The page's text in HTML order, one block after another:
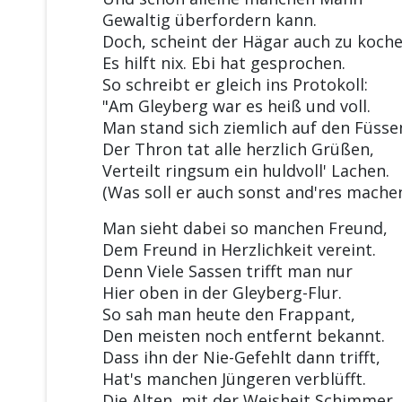
Gewaltig überfordern kann.
Doch, scheint der Hägar auch zu
Es hilft nix. Ebi hat gesprochen.
So schreibt er gleich ins Protokoll:
"Am Gleyberg war es heiß und voll.
Man stand sich ziemlich auf den
Der Thron tat alle herzlich Grüßen,
Verteilt ringsum ein huldvoll' Lachen.
(Was soll er auch sonst and'res
Man sieht dabei so manchen Freund,
Dem Freund in Herzlichkeit vereint.
Denn Viele Sassen trifft man nur
Hier oben in der Gleyberg-Flur.
So sah man heute den Frappant,
Den meisten noch entfernt bekannt.
Dass ihn der Nie-Gefehlt dann trifft,
Hat's manchen Jüngeren verblüfft.